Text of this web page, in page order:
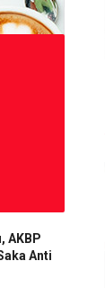
AKBP
Anti